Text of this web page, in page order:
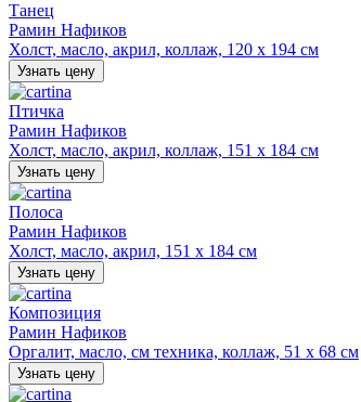
Танец
Рамин Нафиков
Холст, масло, акрил, коллаж, 120 х 194 см
Узнать цену
Птичка
Рамин Нафиков
Холст, масло, акрил, коллаж, 151 х 184 см
Узнать цену
Полоса
Рамин Нафиков
Холст, масло, акрил, 151 х 184 см
Узнать цену
Композиция
Рамин Нафиков
Оргалит, масло, см техника, коллаж, 51 х 68 см
Узнать цену